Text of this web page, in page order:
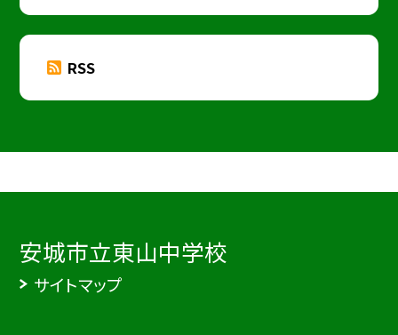
RSS
安城市立東山中学校
サイトマップ